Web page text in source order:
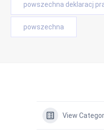
powszechna deklaracj
powszechna
View